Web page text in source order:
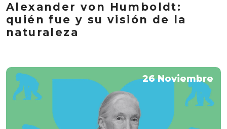
Alexander von Humboldt:
quién fue y su visión de la
naturaleza
26 Noviembre